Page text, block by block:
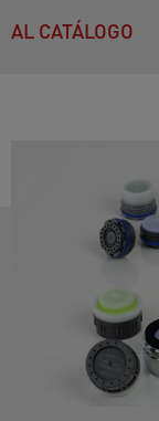
AL CATÁLOGO